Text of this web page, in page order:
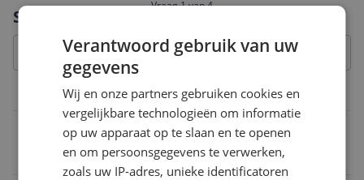
Specificaties
Technisch
Vermogen
1.200 W
Vraag 1 van 4
Verantwoord gebruik van uw
gegevens
Wij en onze partners gebruiken cookies en
vergelijkbare technologieën om informatie
op uw apparaat op te slaan en te openen
en om persoonsgegevens te verwerken,
zoals uw IP-adres, unieke identificatoren